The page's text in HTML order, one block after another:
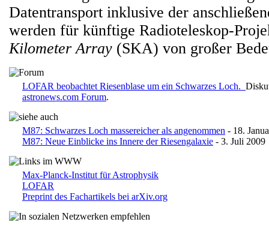
Datentransport inklusive der
werden für künftige Radioteleskop-
Kilometer Array (SKA) von großer
LOFAR beobachtet Riesenblase um ein Schwarzes Loch.
astronews.com Forum.
M87: Schwarzes Loch massereicher als angenommen - 18.
M87: Neue Einblicke ins Innere der Riesengalaxie - 3. Juli 2009
Max-Planck-Institut für Astrophysik
LOFAR
Preprint des Fachartikels bei arXiv.org